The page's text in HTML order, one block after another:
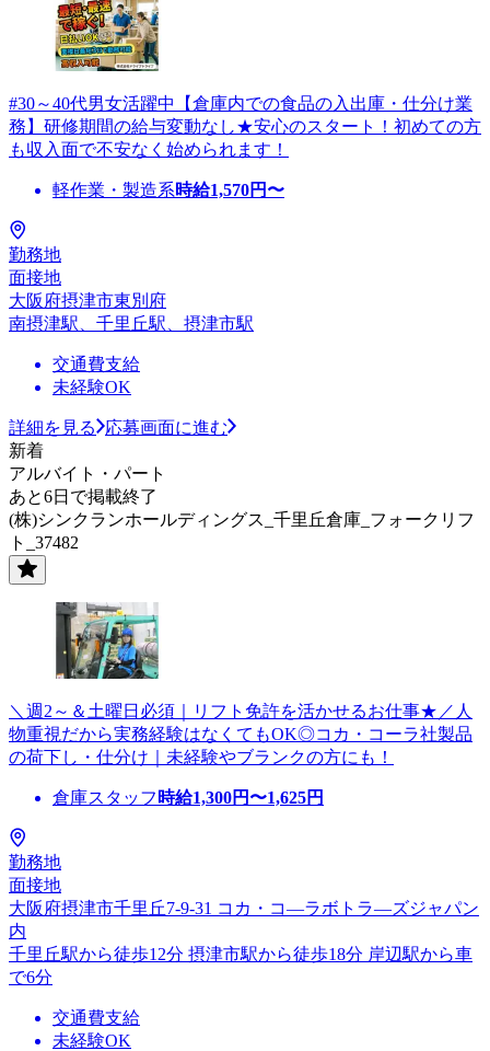
#30～40代男女活躍中【倉庫内での食品の入出庫・仕分け業
務】研修期間の給与変動なし★安心のスタート！初めての方
も収入面で不安なく始められます！
軽作業・製造系時給1,570円〜
勤務地
面接地
大阪府摂津市東別府
南摂津駅、千里丘駅、摂津市駅
交通費支給
未経験OK
詳細を見る
応募画面に進む
新着
アルバイト・パート
あと6日で掲載終了
(株)シンクランホールディングス_千里丘倉庫_フォークリフ
ト_37482
＼週2～＆土曜日必須｜リフト免許を活かせるお仕事★／人
物重視だから実務経験はなくてもOK◎コカ・コーラ社製品
の荷下し・仕分け｜未経験やブランクの方にも！
倉庫スタッフ 時給1,300円〜1,625円
勤務地
面接地
大阪府摂津市千里丘7-9-31 コカ・コ―ラボトラ―ズジャパン
内
千里丘駅から徒歩12分 摂津市駅から徒歩18分 岸辺駅から車
で6分
交通費支給
未経験OK